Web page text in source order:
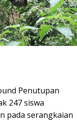
Penutupan
247 siswa
pada serangkaian